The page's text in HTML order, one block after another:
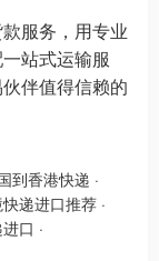
服务，用专业
站式运输服
伴值得信赖的
到香港快递 ·
递进口推荐 ·
口 ·